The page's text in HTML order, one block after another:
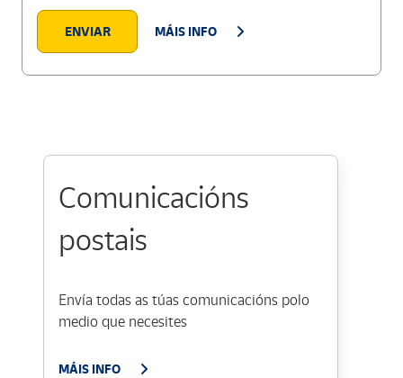
ENVIAR MÁIS INFO
Comunicacións
postais
Envía todas as túas comunicacións polo
medio que necesites
MÁIS INFO